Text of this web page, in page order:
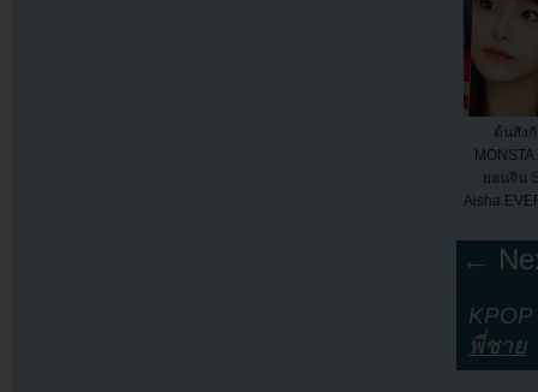
ต้นสัง
ยอนจิน
Aisha
←
พี่ชาย